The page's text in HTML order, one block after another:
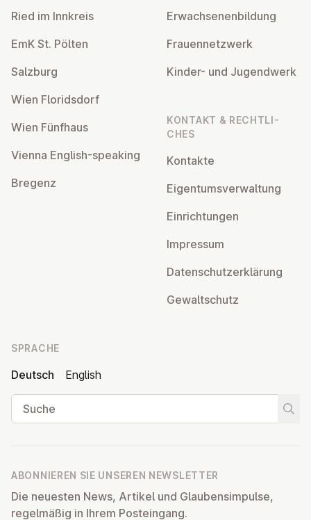
Ried im Innkreis
EmK St. Pölten
Salzburg
Wien Flo­rids­dorf
Wien Fünfhaus
Vienna English-speaking
Bregenz
Er­wach­se­nen­bil­dung
Frau­en­netz­werk
Kinder- und Ju­gend­werk
KONTAKT & RECHT­LI­
CHES
Kontakte
Ei­gen­tums­ver­wal­tung
Ein­rich­tun­gen
Impressum
Da­ten­schutz­er­klä­rung
Ge­walt­schutz
SPRACHE
Deutsch
English
Suche
ABONNIEREN SIE UNSEREN NEWSLETTER
Die neuesten News, Artikel und Glaubensimpulse,
regelmäßig in Ihrem Posteingang.